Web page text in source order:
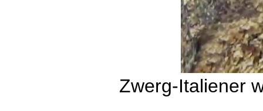
Zwerg-Italiener